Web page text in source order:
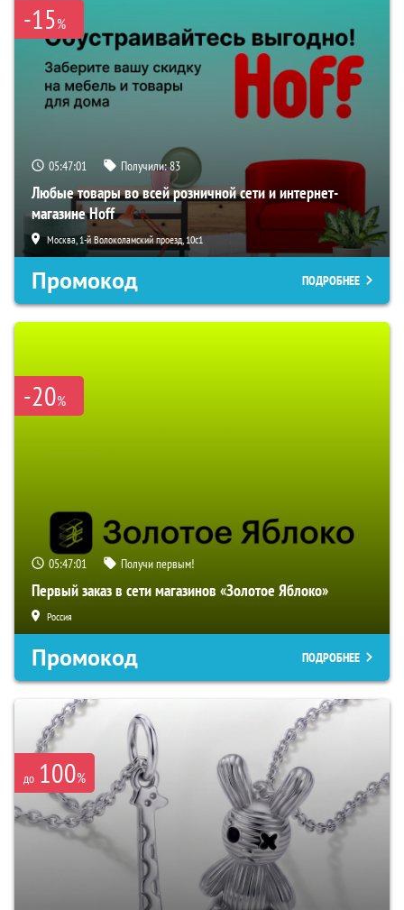
-15%
05:47:00 Получили:83
Любые товары во всей розничной сети и интернет-
магазине Hoff
Москва, 1-й Волоколамский проезд, 10с1
Промокод ПОДРОБНЕЕ
-20%
05:47:00 Получи первым!
Первый заказ в сети магазинов «Золотое Яблоко»
Россия
Промокод ПОДРОБНЕЕ
до 100%